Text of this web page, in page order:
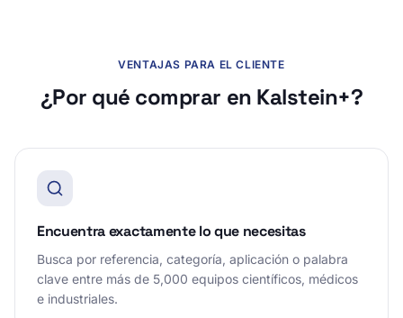
VENTAJAS PARA EL CLIENTE
¿Por qué comprar en Kalstein+?
Encuentra exactamente lo que necesitas
Busca por referencia, categoría, aplicación o palabra
clave entre más de 5,000 equipos científicos, médicos
e industriales.